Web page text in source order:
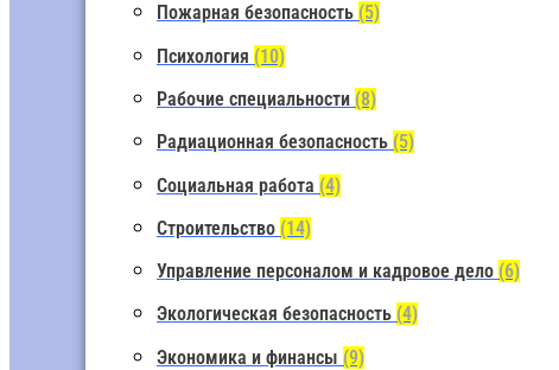
Пожарная безопасность (5)
Психология (10)
Рабочие специальности (8)
Радиационная безопасность (5)
Социальная работа (4)
Строительство (14)
Управление персоналом и кадровое дело (6)
Экологическая безопасность (4)
Экономика и финансы (9)